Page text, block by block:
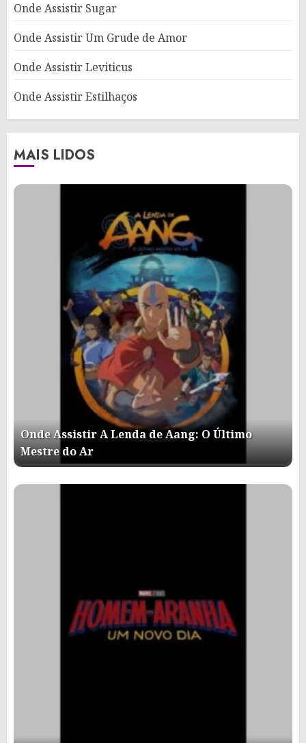
Onde Assistir Sugar
Onde Assistir Um Grude de Amor
Onde Assistir Leviticus
Onde Assistir Estilhaços
MAIS LIDOS
Onde Assistir A Lenda de Aang: O Último
Mestre do Ar